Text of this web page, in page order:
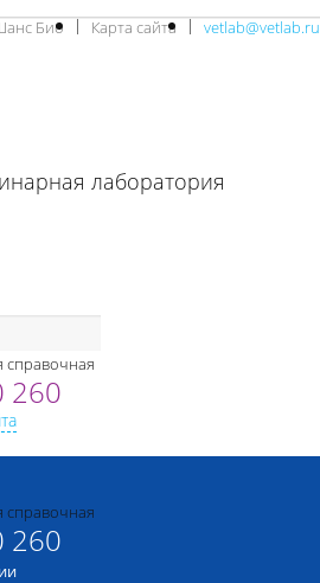
Био Карта сайта vetlab@vetlab.ru
лаборатория
справочная
260
справочная
260